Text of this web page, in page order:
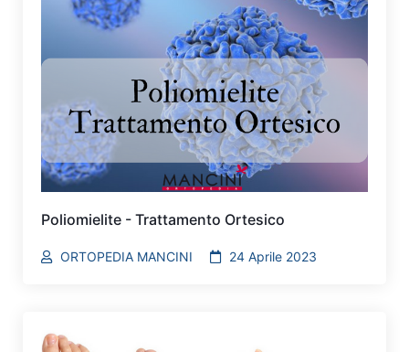
Poliomielite - Trattamento Ortesico
ORTOPEDIA MANCINI 24 Aprile 2023